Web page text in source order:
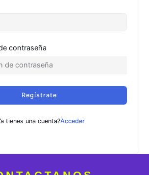
contraseña
Regístrate
tienes una cuenta?Acceder